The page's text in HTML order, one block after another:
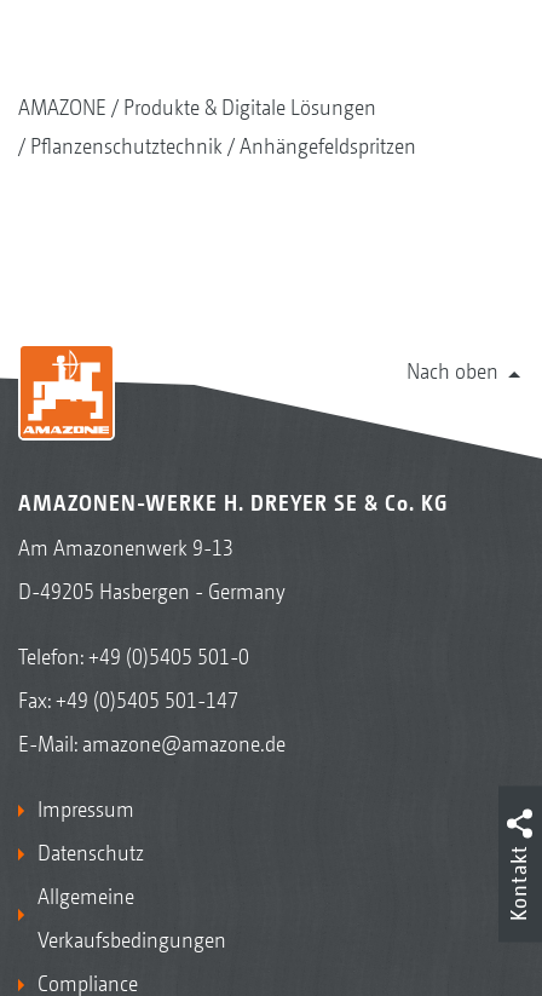
AMAZONE
Produkte & Digitale Lösungen
Pflanzenschutztechnik
Anhängefeldspritzen
Nach oben
AMAZONEN-WERKE H. DREYER SE & Co. KG
Am Amazonenwerk 9-13
D-49205 Hasbergen - Germany
Telefon:+49 (0)5405 501-0
Fax: +49 (0)5405 501-147
E-Mail: amazone@amazone.de
Impressum
Datenschutz
Allgemeine
Verkaufsbedingungen
Compliance
Kontakt